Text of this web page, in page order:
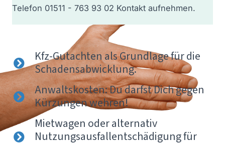
Telefon 01511 - 763 93 02 Kontakt aufnehmen.
Kfz-Gutachten als Grundlage für die
Schadensabwicklung.
Anwaltskosten: Du darfst Dich gegen
Kürzungen wehren!
Mietwagen oder alternativ
Nutzungsausfallentschädigung für